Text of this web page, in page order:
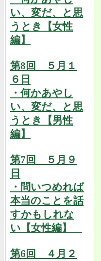
い、変だ、と思
うとき【女性
編】
第8回 ５月１
６日
・何かあやし
い、変だ、と思
うとき【男性
編】
第7回 ５月９
日
・問いつめれば
本当のことを話
すかもしれな
い【女性編】
第6回 ４月２